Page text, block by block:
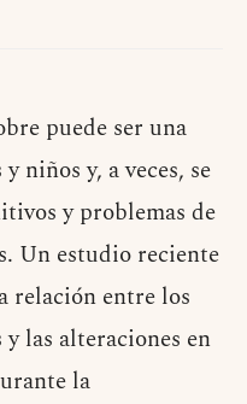
puede ser una
niños y, a veces, se
y problemas de
Un estudio reciente
relación entre los
las alteraciones en
la